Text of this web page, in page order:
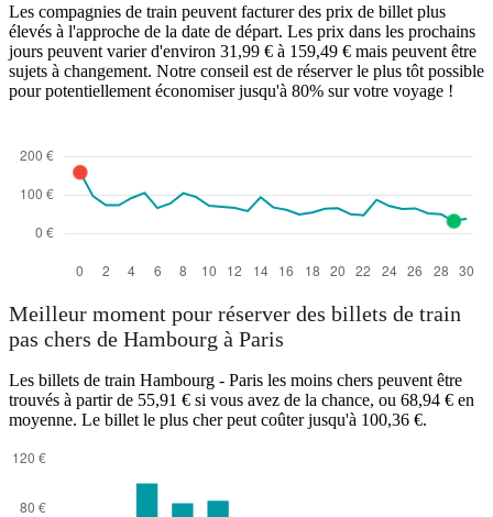
Les compagnies de train peuvent facturer des prix de billet plus
élevés à l'approche de la date de départ. Les prix dans les prochains
jours peuvent varier d'environ 31,99 € à 159,49 € mais peuvent être
sujets à changement. Notre conseil est de réserver le plus tôt possible
pour potentiellement économiser jusqu'à 80% sur votre voyage !
Meilleur moment pour réserver des billets de train
pas chers de Hambourg à Paris
Les billets de train Hambourg - Paris les moins chers peuvent être
trouvés à partir de 55,91 € si vous avez de la chance, ou 68,94 € en
moyenne. Le billet le plus cher peut coûter jusqu'à 100,36 €.